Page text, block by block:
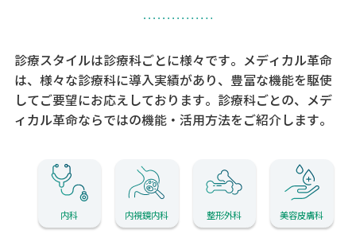
診療スタイルは診療科ごとに様々です。メディカル革命
は、様々な診療科に導入実績があり、 豊富な機能を駆使
してご要望にお応えしております。 診療科ごとの、メデ
ィカル革命ならではの機能・活用方法をご紹介します。
内科 内視鏡内科 整形外科 美容皮膚科